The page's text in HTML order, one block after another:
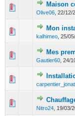
Maison
Olive06 22/12/
0
Mon
kalhimeo 25/
0
Mes
Gautier60 24/
0
0
Nitro24 19/03/
0